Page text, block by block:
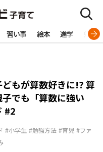
習い事 絵本 進学 勉強
どもが算数好きに!? 算
でも「算数に強い
#2
#小学生 #勉強方法 #育児 #ファ